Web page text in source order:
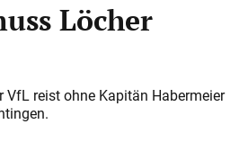
Löcher
VfL reist ohne Kapitän Habermeier